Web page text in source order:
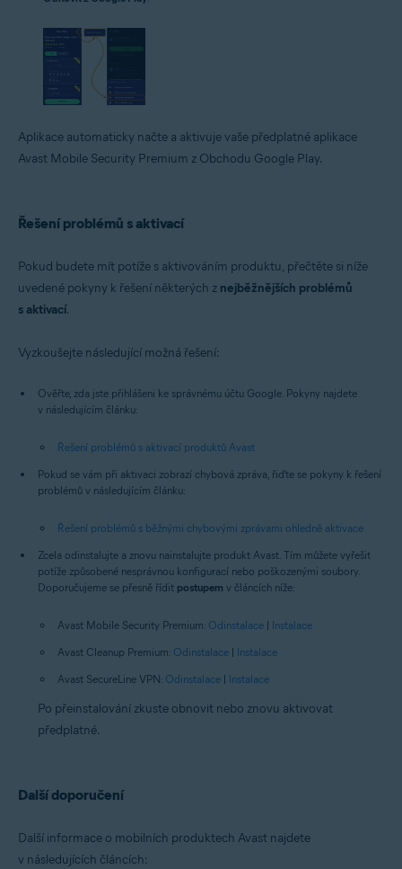
Aplikace automaticky načte a aktivuje vaše předplatné aplikace
Avast Mobile Security Premium z Obchodu Google Play.
Řešení problémů s aktivací
Pokud budete mít potíže s aktivováním produktu, přečtěte si níže
uvedené pokyny k řešení některých z nejběžnějších problémů
s aktivací.
Vyzkoušejte následující možná řešení:
Ověřte, zda jste přihlášeni ke správnému účtu Google. Pokyny najdete
v následujícím článku:
Řešení problémů s aktivací produktů Avast
Pokud se vám při aktivaci zobrazí chybová zpráva, řiďte se pokyny k řešení
problémů v následujícím článku:
Řešení problémů s běžnými chybovými zprávami ohledně aktivace
Zcela odinstalujte a znovu nainstalujte produkt Avast. Tím můžete vyřešit
potíže způsobené nesprávnou konfigurací nebo poškozenými soubory.
Doporučujeme se přesně řídit postupem v článcích níže:
Avast Mobile Security Premium: Odinstalace | Instalace
Avast Cleanup Premium: Odinstalace | Instalace
Avast SecureLine VPN: Odinstalace | Instalace
Po přeinstalování zkuste obnovit nebo znovu aktivovat
předplatné.
Další doporučení
Další informace o mobilních produktech Avast najdete
v následujících článcích: